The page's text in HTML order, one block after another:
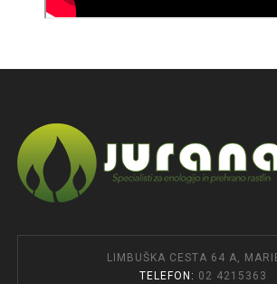
LIMBUŠKA CESTA 64 A,
TELEFON: 02 4215363